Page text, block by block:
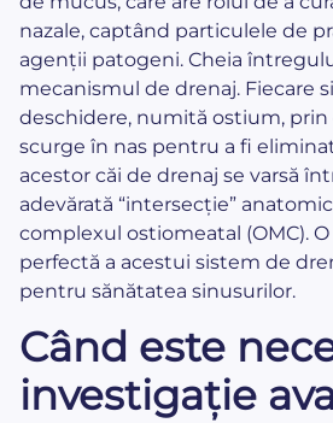
nazale, captând particulele de
agenții patogeni. Cheia
mecanismul de drenaj. Fiecare
deschidere, numită ostium, prin
scurge în nas pentru a fi
acestor căi de drenaj se varsă
adevărată “intersecție”
complexul ostiomeatal (OMC).
perfectă a acestui sistem de
pentru sănătatea sinusurilor.
Când este
investigație